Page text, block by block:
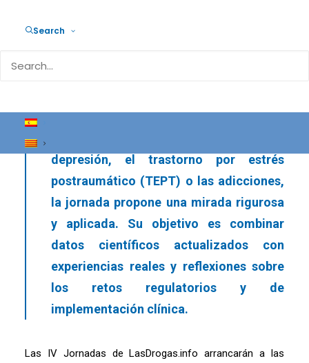
Searchcientífico e institucional para analizar el
mental. En un contexto en el que
científica sobre su potencial en el
depresión, el trastorno por estrés
postraumático (TEPT) o las adicciones,
la jornada propone una mirada rigurosa
y aplicada. Su objetivo es combinar
datos científicos actualizados con
experiencias reales y reflexiones sobre
los retos regulatorios y de
implementación clínica.
Las IV Jornadas de LasDrogas.info arrancarán a las